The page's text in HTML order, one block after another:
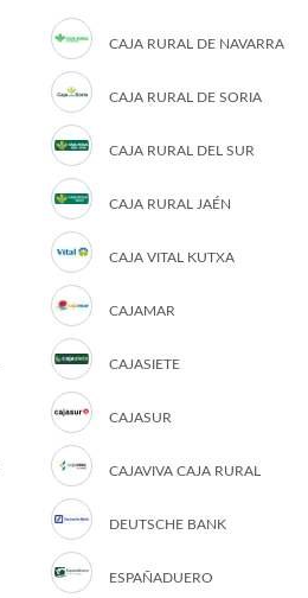
CAJA RURAL DE NAVARRA
CAJA RURAL DE SORIA
CAJA RURAL DEL SUR
CAJA RURAL JAÉN
CAJA VITAL KUTXA
CAJAMAR
CAJASIETE
CAJASUR
CAJAVIVA CAJA RURAL
DEUTSCHE BANK
ESPAÑADUERO